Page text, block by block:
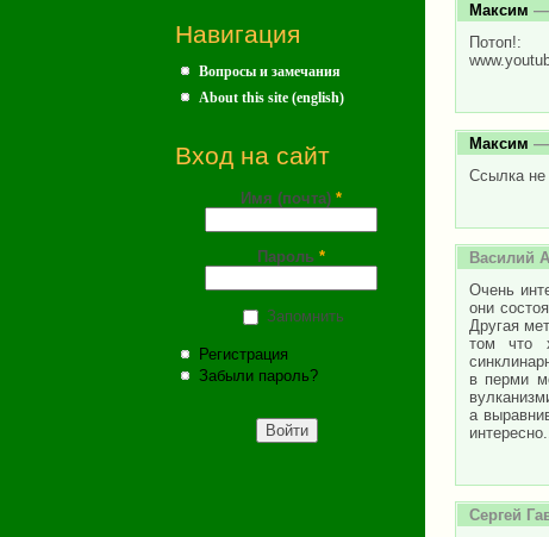
Навигация
Вопросы и замечания
About this site (english)
Вход на сайт
Имя (почта) *
Пароль *
Запомнить
Регистрация
Забыли пароль?
Максим —
Потоп!:
Максим —
Ссылка не
Василий
Очень
они
Другая
том что
в перми
а
Сергей